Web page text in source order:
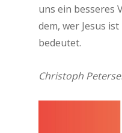
uns ein besseres
dem, wer Jesus
bedeutet.
Christoph